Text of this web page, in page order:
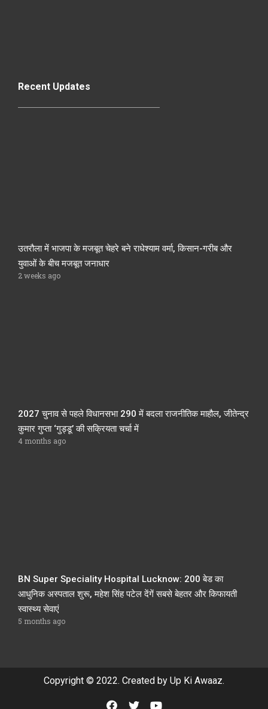
Recent Updates
उतरौला में भाजपा के मजबूत चेहरे बने राधेश्याम वर्मा, किसान-गरीब और
युवाओं के बीच मजबूत जनाधार
2 weeks ago
2027 चुनाव से पहले विधानसभा 290 में बदला राजनीतिक माहौल, जीतेन्द्र
कुमार गुप्ता ‘गुड्डू’ की सक्रियता चर्चा में
4 months ago
BN Super Speciality Hospital Lucknow: 200 बेड का
आधुनिक अस्पताल शुरू, महेश सिंह पटेल देंगें सबसे बेहतर और किफायती
स्वास्थ्य सेवाएं
5 months ago
Copyright © 2022. Created by Up Ki Awaaz.